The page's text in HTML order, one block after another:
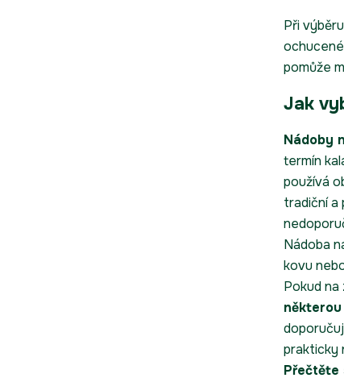
Při
pomůže
Jak
Nádoby
termín
používá
tradiční a
Nádoba
kovu
Pokud
prakticky
Přečtěte